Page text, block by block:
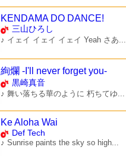
KENDAMA DO DANCE!
三山ひろし
♪ イェイ イェイ イェイ Yeah さあ...
絢爛 -I'll never forget you-
黒崎真音
♪ 舞い落ちる華のように 朽ちてゆ...
Ke Aloha Wai
Def Tech
♪ Sunrise paints the sky so high...